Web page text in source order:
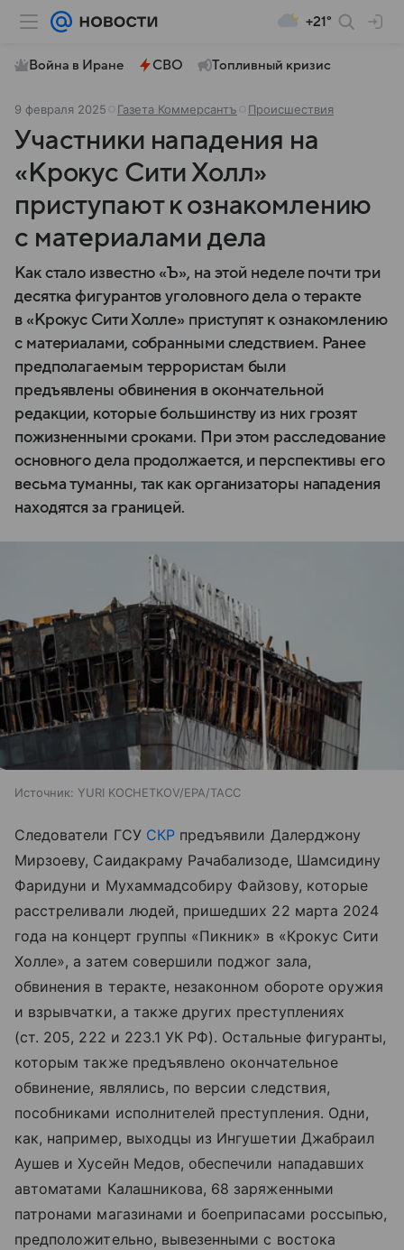
+21°
Война в Иране СВО Топливный кризис
9 февраля 2025 Газета Коммерсантъ Происшествия
Участники нападения на
«Крокус Сити Холл»
приступают к ознакомлению
с материалами дела
Как стало известно «Ъ», на этой неделе почти три
десятка фигурантов уголовного дела о теракте
в «Крокус Сити Холле» приступят к ознакомлению
с материалами, собранными следствием. Ранее
предполагаемым террористам были
предъявлены обвинения в окончательной
редакции, которые большинству из них грозят
пожизненными сроками. При этом расследование
основного дела продолжается, и перспективы его
весьма туманны, так как организаторы нападения
находятся за границей.
Источник: YURI KOCHETKOV/EPA/ТАСС
Следователи ГСУ СКРпредъявили Далерджону
Мирзоеву, Саидакраму Рачабализоде, Шамсидину
Фаридуни и Мухаммадсобиру Файзову, которые
расстреливали людей, пришедших 22 марта 2024
года на концерт группы «Пикник» в «Крокус Сити
Холле», а затем совершили поджог зала,
обвинения в теракте, незаконном обороте оружия
и взрывчатки, а также других преступлениях
(ст. 205, 222 и 223.1 УК РФ). Остальные фигуранты,
которым также предъявлено окончательное
обвинение, являлись, по версии следствия,
пособниками исполнителей преступления. Одни,
как, например, выходцы из Ингушетии Джабраил
Аушев и Хусейн Медов, обеспечили нападавших
автоматами Калашникова, 68 заряженными
патронами магазинами и боеприпасами россыпью,
предположительно, вывезенными с востока